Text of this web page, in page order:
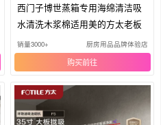
西门子博世蒸箱专用海绵清洁吸
水清洗木浆棉适用美的方太老板
销量3000+ 厨房用品品牌体验店
购买